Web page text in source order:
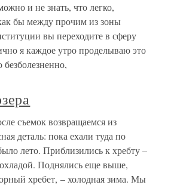
и не знать, что легко,
бы между прочим из зоны
вы переходите в сферу
я каждое утро проделываю это
съемок возвращаемся из
деталь: пока ехали туда по
лето. Приблизились к хребту –
Поднялись еще выше,
хребет, – холодная зима. Мы